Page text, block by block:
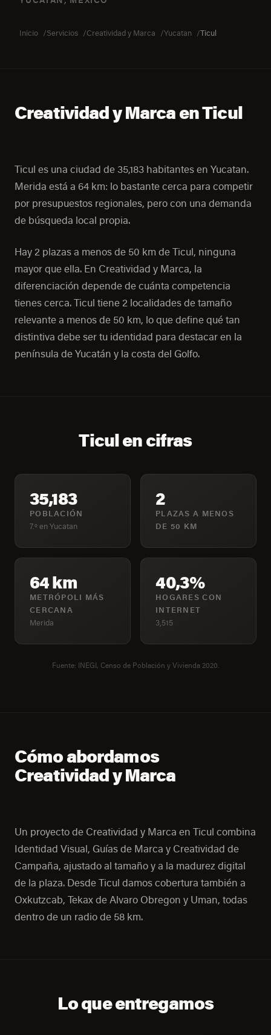
Inicio Servicios Creatividad y Marca Yucatan Ticul
Creatividad y Marca en Ticul
Ticul es una ciudad de 35,183 habitantes en Yucatan.
Merida está a 64 km: lo bastante cerca para competir
por presupuestos regionales, pero con una demanda
de búsqueda local propia.
Hay 2 plazas a menos de 50 km de Ticul, ninguna
mayor que ella. En Creatividad y Marca, la
diferenciación depende de cuánta competencia
tienes cerca. Ticul tiene 2 localidades de tamaño
relevante a menos de 50 km, lo que define qué tan
distintiva debe ser tu identidad para destacar en la
península de Yucatán y la costa del Golfo.
Ticul en cifras
35,183
POBLACIÓN
7.º en Yucatan
2
PLAZAS A MENOS
DE 50 KM
64 km
METRÓPOLI MÁS
CERCANA
Merida
40,3%
HOGARES CON
INTERNET
3,515
Fuente: INEGI, Censo de Población y Vivienda 2020.
Cómo abordamos
Creatividad y Marca
Un proyecto de Creatividad y Marca en Ticul combina
Identidad Visual, Guías de Marca y Creatividad de
Campaña, ajustado al tamaño y a la madurez digital
de la plaza. Desde Ticul damos cobertura también a
Oxkutzcab, Tekax de Alvaro Obregon y Uman, todas
dentro de un radio de 58 km.
Lo que entregamos